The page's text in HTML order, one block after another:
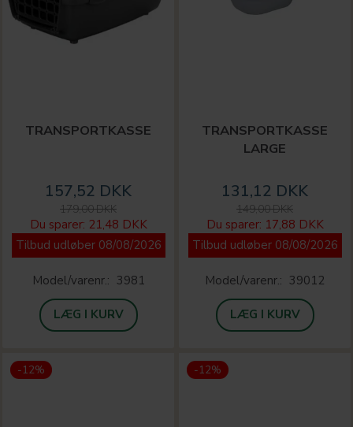
TRANSPORTKASSE
157,52 DKK
179,00 DKK
Du sparer: 21,48 DKK
Tilbud udløber 08/08/2026
Model/varenr.: 3981
LÆG I KURV
TRANSPORTKASSE
LARGE
131,12 DKK
149,00 DKK
Du sparer: 17,88 DKK
Tilbud udløber 08/08/2026
Model/varenr.: 39012
LÆG I KURV
-12% -12%